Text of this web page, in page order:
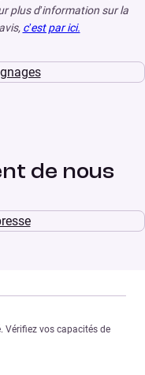
plus d’information sur la
c’est par ici.
de nous
Vérifiez vos capacités de